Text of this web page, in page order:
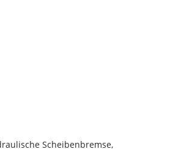
Scheibenbremse,